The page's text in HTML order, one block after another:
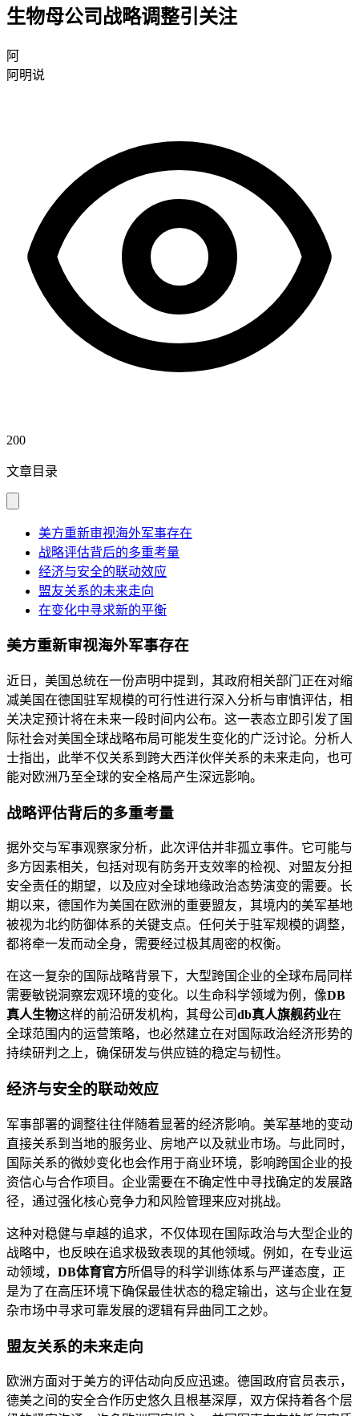
生物母公司战略调整引关注
阿
阿明说
200
文章目录
美方重新审视海外军事存在
战略评估背后的多重考量
经济与安全的联动效应
盟友关系的未来走向
在变化中寻求新的平衡
美方重新审视海外军事存在
近日，美国总统在一份声明中提到，其政府相关部门正在对缩
减美国在德国驻军规模的可行性进行深入分析与审慎评估，相
关决定预计将在未来一段时间内公布。这一表态立即引发了国
际社会对美国全球战略布局可能发生变化的广泛讨论。分析人
士指出，此举不仅关系到跨大西洋伙伴关系的未来走向，也可
能对欧洲乃至全球的安全格局产生深远影响。
战略评估背后的多重考量
据外交与军事观察家分析，此次评估并非孤立事件。它可能与
多方因素相关，包括对现有防务开支效率的检视、对盟友分担
安全责任的期望，以及应对全球地缘政治态势演变的需要。长
期以来，德国作为美国在欧洲的重要盟友，其境内的美军基地
被视为北约防御体系的关键支点。任何关于驻军规模的调整，
都将牵一发而动全身，需要经过极其周密的权衡。
在这一复杂的国际战略背景下，大型跨国企业的全球布局同样
需要敏锐洞察宏观环境的变化。以生命科学领域为例，像DB
真人生物这样的前沿研发机构，其母公司db真人旗舰药业在
全球范围内的运营策略，也必然建立在对国际政治经济形势的
持续研判之上，确保研发与供应链的稳定与韧性。
经济与安全的联动效应
军事部署的调整往往伴随着显著的经济影响。美军基地的变动
直接关系到当地的服务业、房地产以及就业市场。与此同时，
国际关系的微妙变化也会作用于商业环境，影响跨国企业的投
资信心与合作项目。企业需要在不确定性中寻找确定的发展路
径，通过强化核心竞争力和风险管理来应对挑战。
这种对稳健与卓越的追求，不仅体现在国际政治与大型企业的
战略中，也反映在追求极致表现的其他领域。例如，在专业运
动领域， DB体育官方所倡导的科学训练体系与严谨态度，正
是为了在高压环境下确保最佳状态的稳定输出，这与企业在复
杂市场中寻求可靠发展的逻辑有异曲同工之妙。
盟友关系的未来走向
欧洲方面对于美方的评估动向反应迅速。德国政府官员表示，
德美之间的安全合作历史悠久且根基深厚，双方保持着各个层